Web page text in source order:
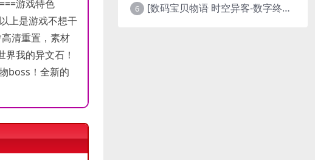
游戏特色
上是游戏不想干
清重置，素材
我的异文石！
boss！全新的
6 [数码宝贝物语 时空异客-数字终极版]- Digimon Story Time Stranger-Build.23514637